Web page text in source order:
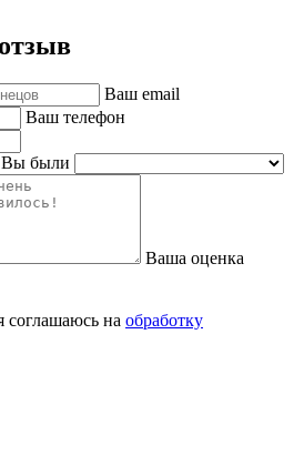
Ваш email
Ваш телефон
Вы были
Ваша оценка
соглашаюсь на обработку